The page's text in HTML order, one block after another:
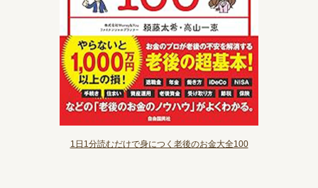
1日1分読むだけで身につく老後のお金大全100